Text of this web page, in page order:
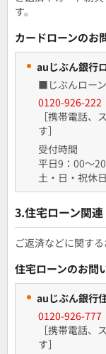
す。
カードローンのお
auじぶん銀行
■ じぶんロー
0120-926-222
［携帯電話
す］
受付時間
平日9：00～
土・日・祝休
3.住宅ローン関連
ご返済などに関す
住宅ローンのお問
auじぶん銀行
0120-926-777
［携帯電話
す］